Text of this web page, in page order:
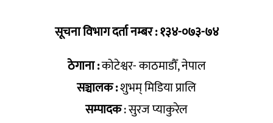
सूचना विभाग दर्ता नम्बर : १३४-०७३-७४
ठेगाना :कोटेश्वर- काठमाडौँ, नेपाल
सञ्चालक :शुभम् मिडिया प्रालि
सम्पादक: सुरज प्याकुरेल